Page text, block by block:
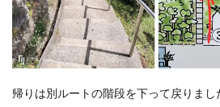
帰りは別ルートの階段を下って戻りま